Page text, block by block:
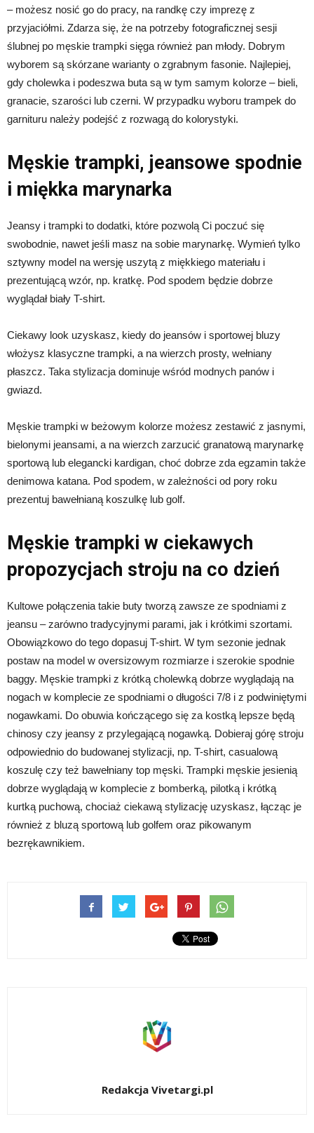
– możesz nosić go do pracy, na randkę czy imprezę z
przyjaciółmi. Zdarza się, że na potrzeby fotograficznej sesji
ślubnej po męskie trampki sięga również pan młody. Dobrym
wyborem są skórzane warianty o zgrabnym fasonie. Najlepiej,
gdy cholewka i podeszwa buta są w tym samym kolorze – bieli,
granacie, szarości lub czerni. W przypadku wyboru trampek do
garnituru należy podejść z rozwagą do kolorystyki.
Męskie trampki, jeansowe spodnie
i miękka marynarka
Jeansy i trampki to dodatki, które pozwolą Ci poczuć się
swobodnie, nawet jeśli masz na sobie marynarkę. Wymień tylko
sztywny model na wersję uszytą z miękkiego materiału i
prezentującą wzór, np. kratkę. Pod spodem będzie dobrze
wyglądał biały T-shirt.
Ciekawy look uzyskasz, kiedy do jeansów i sportowej bluzy
włożysz klasyczne trampki, a na wierzch prosty, wełniany
płaszcz. Taka stylizacja dominuje wśród modnych panów i
gwiazd.
Męskie trampki w beżowym kolorze możesz zestawić z jasnymi,
bielonymi jeansami, a na wierzch zarzucić granatową marynarkę
sportową lub elegancki kardigan, choć dobrze zda egzamin także
denimowa katana. Pod spodem, w zależności od pory roku
prezentuj bawełnianą koszulkę lub golf.
Męskie trampki w ciekawych
propozycjach stroju na co dzień
Kultowe połączenia takie buty tworzą zawsze ze spodniami z
jeansu – zarówno tradycyjnymi parami, jak i krótkimi szortami.
Obowiązkowo do tego dopasuj T-shirt. W tym sezonie jednak
postaw na model w oversizowym rozmiarze i szerokie spodnie
baggy. Męskie trampki z krótką cholewką dobrze wyglądają na
nogach w komplecie ze spodniami o długości 7/8 i z podwiniętymi
nogawkami. Do obuwia kończącego się za kostką lepsze będą
chinosy czy jeansy z przylegającą nogawką. Dobieraj górę stroju
odpowiednio do budowanej stylizacji, np. T-shirt, casualową
koszulę czy też bawełniany top męski. Trampki męskie jesienią
dobrze wyglądają w komplecie z bomberką, pilotką i krótką
kurtką puchową, chociaż ciekawą stylizację uzyskasz, łącząc je
również z bluzą sportową lub golfem oraz pikowanym
bezrękawnikiem.
Redakcja Vivetargi.pl